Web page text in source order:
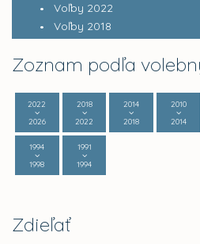
Voľby 2022
Voľby 2018
Zoznam podľa
2022
2026
2018
2022
2014
2018
2010
2014
1994
1998
1991
1994
Zdieľať